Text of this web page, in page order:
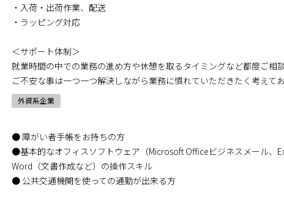
・入荷・出荷作業、配送
・ラッピング対応
＜サポート体制＞
就業時間の中での業務の進め方や休憩を取るタイミングなど都度ご相
ご不安な事は一つ一つ解決しながら業務に慣れていただきたく考えてお
外資系企業
● 障がい者手帳をお持ちの方
●基本的なオフィスソフトウェア（Microsoft Officeビジネスメール、
Word（文書作成など）の操作スキル
● 公共交通機関を使っての通勤が出来る方